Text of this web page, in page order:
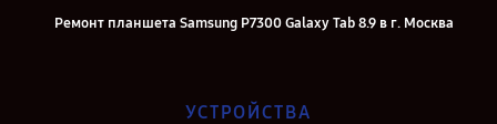
Ремонт планшета Samsung P7300 Galaxy Tab 8.9 в г. Москва
УСТРОЙСТВА